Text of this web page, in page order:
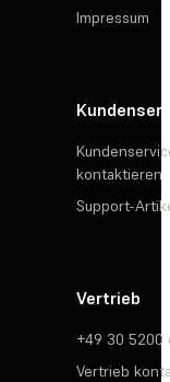
Impressum
kontaktieren
Support-
Vertrieb
+49 30 5200
Vertrieb